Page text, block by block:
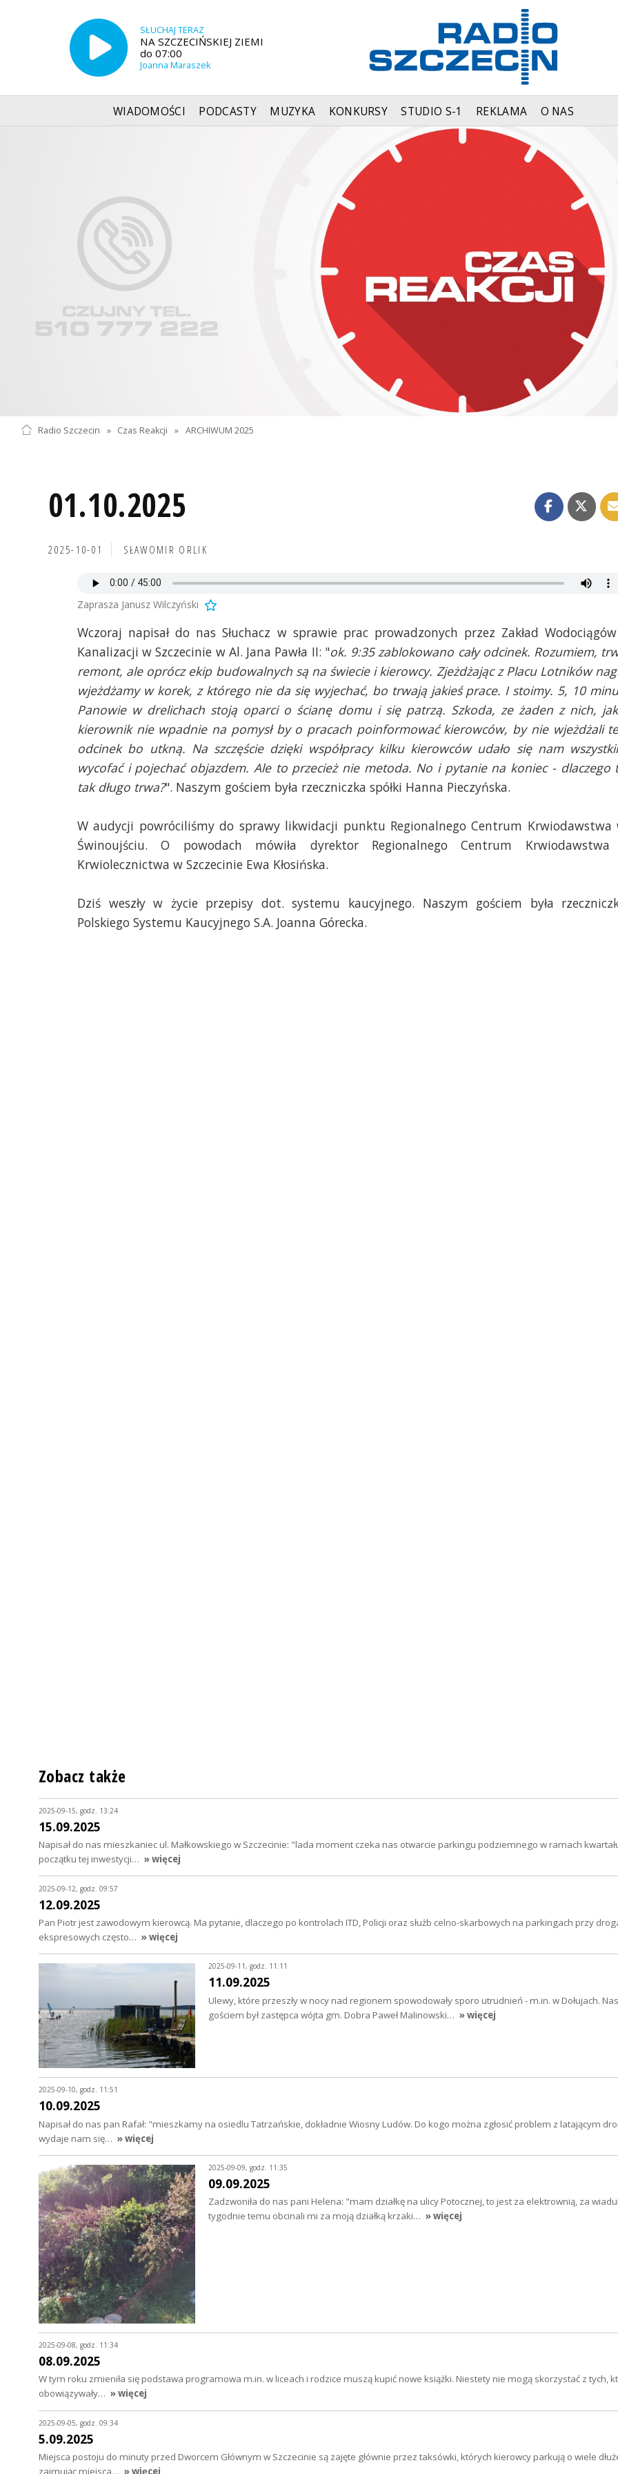
SŁUCHAJ TERAZ
NA SZCZECIŃSKIEJ ZIEMI
do 07:00
Joanna Maraszek
WIADOMOŚCI PODCASTY MUZYKA KONKURSY STUDIO S-1 REKLAMA O NAS
Radio Szczecin » Czas Reakcji » ARCHIWUM 2025
01.10.2025
2025-10-01 SŁAWOMIR ORLIK
Zaprasza Janusz Wilczyński
Wczoraj napisał do nas Słuchacz w sprawie prac prowadzonych przez Zakład
Kanalizacji w Szczecinie w Al. Jana Pawła II: "ok. 9:35 zablokowano cały odcinek. Rozumiem,
remont, ale oprócz ekip budowalnych są na świecie i kierowcy. Zjeżdżając z Placu Lotników
wjeżdżamy w korek, z którego nie da się wyjechać, bo trwają jakieś prace. I stoimy. 5, 10
Panowie w drelichach stoją oparci o ścianę domu i się patrzą. Szkoda, ze żaden z nich,
kierownik nie wpadnie na pomysł by o pracach poinformować kierowców, by nie wjeżdżali
odcinek bo utkną. Na szczęście dzięki współpracy kilku kierowców udało się nam
wycofać i pojechać objazdem. Ale to przecież nie metoda. No i pytanie na koniec - dlaczego
tak długo trwa?". Naszym gościem była rzeczniczka spółki Hanna Pieczyńska.
W audycji powróciliśmy do sprawy likwidacji punktu Regionalnego Centrum Krwiodawstwa
Świnoujściu. O powodach mówiła dyrektor Regionalnego Centrum
Krwiolecznictwa w Szczecinie Ewa Kłosińska.
Dziś weszły w życie przepisy dot. systemu kaucyjnego. Naszym gościem była
Polskiego Systemu Kaucyjnego S.A. Joanna Górecka.
Zobacz także
2025-09-15, godz. 13:24
15.09.2025
Napisał do nas mieszkaniec ul. Małkowskiego w Szczecinie: "lada moment czeka nas otwarcie parkingu podziemnego w ramach
początku tej inwestycji… » więcej
2025-09-12, godz. 09:57
12.09.2025
Pan Piotr jest zawodowym kierowcą. Ma pytanie, dlaczego po kontrolach ITD, Policji oraz służb celno-skarbowych na parkingach przy
ekspresowych często… » więcej
2025-09-11, godz. 11:11
11.09.2025
Ulewy, które przeszły w nocy nad regionem spowodowały sporo utrudnień - m.in. w Dołujach.
gościem był zastępca wójta gm. Dobra Paweł Malinowski… » więcej
2025-09-10, godz. 11:51
10.09.2025
Napisał do nas pan Rafał: "mieszkamy na osiedlu Tatrzańskie, dokładnie Wiosny Ludów. Do kogo można zgłosić problem z latającym
wydaje nam się… » więcej
2025-09-09, godz. 11:35
09.09.2025
Zadzwoniła do nas pani Helena: "mam działkę na ulicy Potocznej, to jest za elektrownią, za
tygodnie temu obcinali mi za moją działką krzaki… » więcej
2025-09-08, godz. 11:34
08.09.2025
W tym roku zmieniła się podstawa programowa m.in. w liceach i rodzice muszą kupić nowe książki. Niestety nie mogą skorzystać z tych,
obowiązywały… » więcej
2025-09-05, godz. 09:34
5.09.2025
Miejsca postoju do minuty przed Dworcem Głównym w Szczecinie są zajęte głównie przez taksówki, których kierowcy parkują o wiele
zajmując miejsca… » więcej